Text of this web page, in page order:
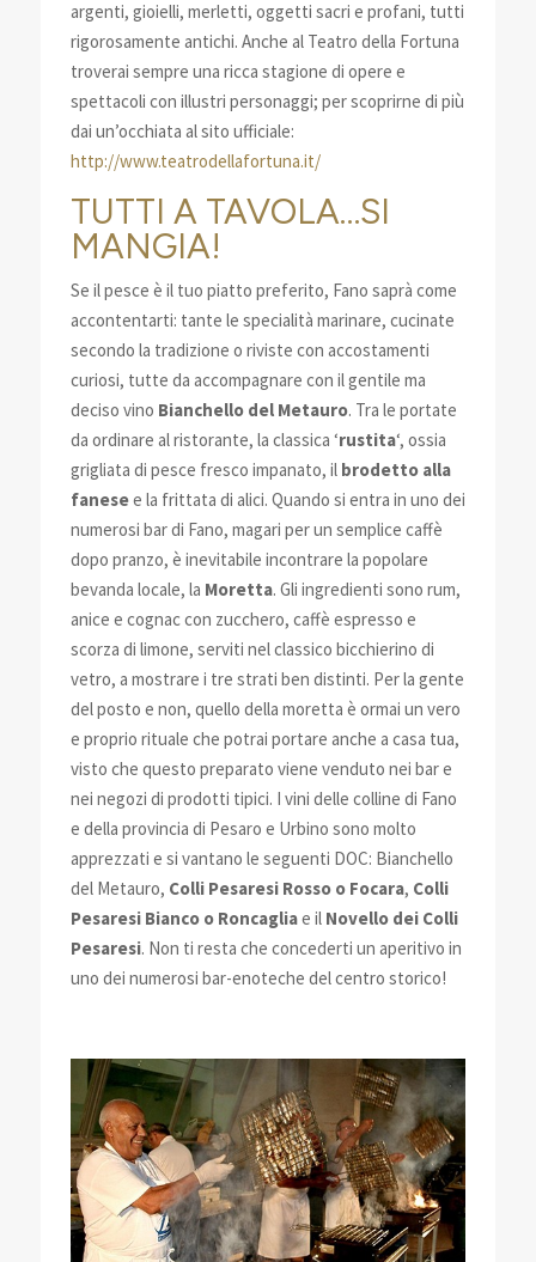
argenti, gioielli, merletti, oggetti sacri e profani, tutti
rigorosamente antichi. Anche al Teatro della Fortuna
troverai sempre una ricca stagione di opere e
spettacoli con illustri personaggi; per scoprirne di più
dai un’occhiata al sito ufficiale:
http://www.teatrodellafortuna.it/
TUTTI A TAVOLA…SI
MANGIA!
Se il pesce è il tuo piatto preferito, Fano saprà come
accontentarti: tante le specialità marinare, cucinate
secondo la tradizione o riviste con accostamenti
curiosi, tutte da accompagnare con il gentile ma
deciso vino Bianchello del Metauro. Tra le portate
da ordinare al ristorante, la classica ‘rustita‘, ossia
grigliata di pesce fresco impanato, il brodetto alla
fanesee la frittata di alici. Quando si entra in uno dei
numerosi bar di Fano, magari per un semplice caffè
dopo pranzo, è inevitabile incontrare la popolare
bevanda locale, la Moretta. Gli ingredienti sono rum,
anice e cognac con zucchero, caffè espresso e
scorza di limone, serviti nel classico bicchierino di
vetro, a mostrare i tre strati ben distinti. Per la gente
del posto e non, quello della moretta è ormai un vero
e proprio rituale che potrai portare anche a casa tua,
visto che questo preparato viene venduto nei bar e
nei negozi di prodotti tipici. I vini delle colline di Fano
e della provincia di Pesaro e Urbino sono molto
apprezzati e si vantano le seguenti DOC: Bianchello
del Metauro, Colli Pesaresi Rosso o Focara, Colli
Pesaresi Bianco o Roncagliae il Novello dei Colli
Pesaresi. Non ti resta che concederti un aperitivo in
uno dei numerosi bar-enoteche del centro storico!